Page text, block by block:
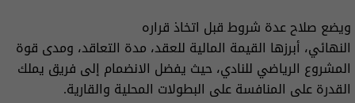
ويضع صلاح عدة شروط قبل اتخاذ قراره
النهائي، أبرزها القيمة المالية للعقد، مدة التعاقد، ومدى قوة
المشروع الرياضي للنادي، حيث يفضل الانضمام إلى فريق يملك
القدرة على المنافسة على البطولات المحلية والقارية.